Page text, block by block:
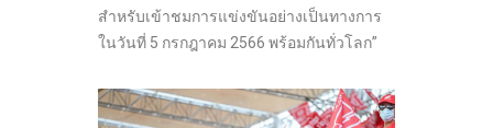
สำหรับเข้าชมการแข่งขันอย่างเป็นทางการ
ในวันที่ 5 กรกฎาคม 2566 พร้อมกันทั่วโลก”